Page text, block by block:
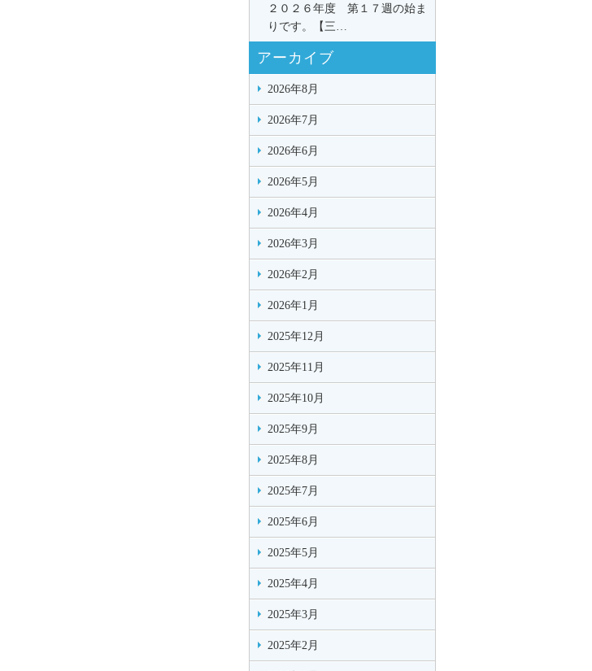
２０２６年度 第１７週の始ま
りです。【三…
アーカイブ
2026年8月
2026年7月
2026年6月
2026年5月
2026年4月
2026年3月
2026年2月
2026年1月
2025年12月
2025年11月
2025年10月
2025年9月
2025年8月
2025年7月
2025年6月
2025年5月
2025年4月
2025年3月
2025年2月